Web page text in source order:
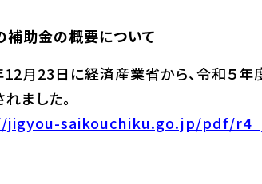
補助金の概要について
月23日に経済産業省から、令和５年
ました。
saikouchiku.go.jp/pdf/